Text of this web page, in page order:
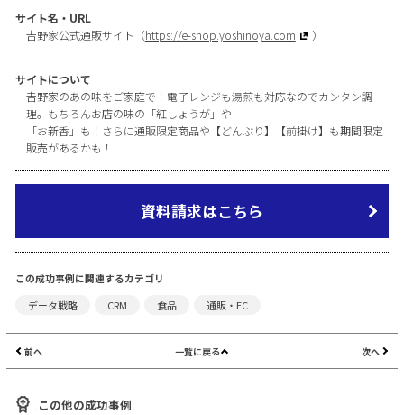
サイト名・URL
𠮷野家公式通販サイト（https://e-shop.yoshinoya.com ）
サイトについて
𠮷野家のあの味をご家庭で！電子レンジも湯煎も対応なのでカンタン調
理。もちろんお店の味の「紅しょうが」や
「お新香」も！さらに通販限定商品や【どんぶり】【前掛け】も期間限定
販売があるかも！
資料請求はこちら
この成功事例に関連するカテゴリ
データ戦略
CRM 食品 通販・EC
前へ 一覧に戻る 次へ
この他の成功事例